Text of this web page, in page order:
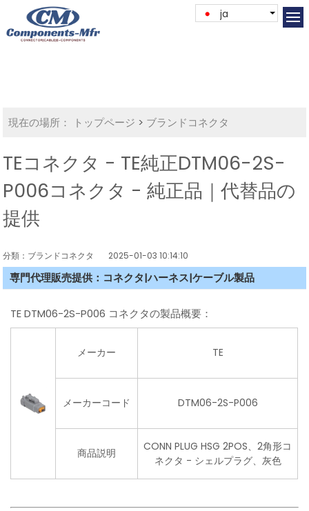
ja
現在の場所： トップページ > ブランドコネクタ
TEコネクタ - TE純正DTM06-2S-
P006コネクタ - 純正品｜代替品の
提供
分類：ブランドコネクタ 2025-01-03 10:14:10
専門代理販売提供：コネクタ|ハーネス|ケーブル製品
TE DTM06-2S-P006 コネクタの製品概要：
メーカー TE
メーカーコード DTM06-2S-P006
商品説明
CONN PLUG HSG 2POS、2角形コ
ネクタ - シェルプラグ、灰色